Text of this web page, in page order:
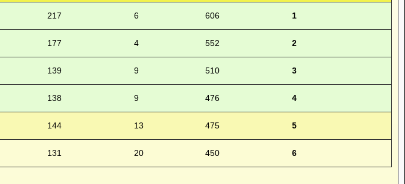
217 6 606 1
177 4 552 2
139 9 510 3
138 9 476 4
144 13 475 5
131 20 450 6